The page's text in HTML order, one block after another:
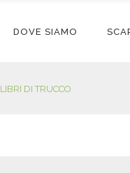
DOVE SIAMO
LIBRI DI TRUCCO